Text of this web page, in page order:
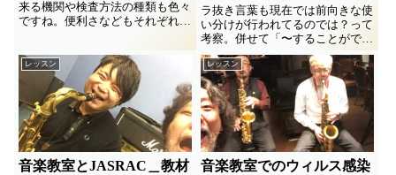
来る機関や検査方法の種類も色々
ですね。便利さなどもそれぞれ。
の連関を考察
ラ抜き言葉も現在では前向きな使
い分けが行われてるのでは？って
考察。併せて「〜することができ
る」構文の濫用の残念などにも触
れ、それらの連関にも思いを馳せ
てみた。
レッスン
音楽教室とJASRAC＿教材
レッスン
音楽教室でのウィルス感染